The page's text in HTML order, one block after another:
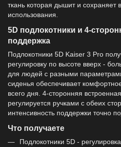
ткань которая дышит и сохраняет
использования.
5D подлокотники и 4-
поддержка
Подлокотники 5D Kaiser 3 Pro
регулировку по высоте вверх -
для людей с разными
сиденья обеспечивает
всего дня. 4-сторонняя
регулируется ручками с обеих
интенсивность поддержки точно
Что получаете
Подлокотники 5D -